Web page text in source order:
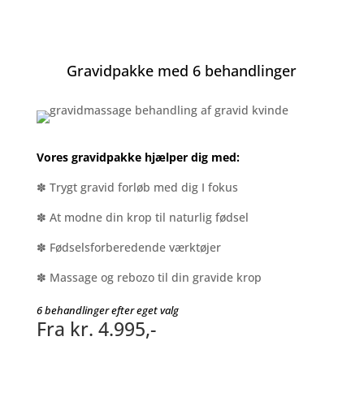
Gravidpakke med 6 behandlinger
Vores gravidpakke hjælper dig med:
✽ Trygt gravid forløb med dig I fokus
✽ At modne din krop til naturlig fødsel
✽ Fødselsforberedende værktøjer
✽ Massage og rebozo til din gravide krop
6 behandlinger efter eget valg
Fra kr. 4.995,-